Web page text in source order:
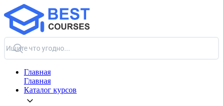
Главная
Главная
Каталог курсов